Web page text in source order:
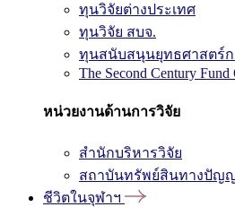
ทุนวิจัยต่างประเทศ
ทุนวิจัย สบจ.
ทุนสนับสนุนยุทธศาสตร์ก
The Second Century
หน่วยงานด้านการวิจัย
สำนักบริหารวิจัย
สถาบันทรัพย์สินทางปัญ
ชีวิตในจุฬาฯ